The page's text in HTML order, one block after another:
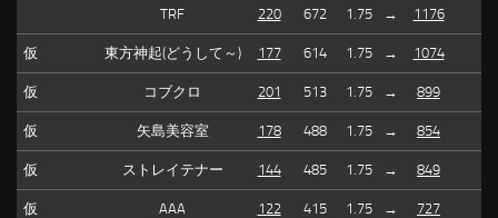
TRF 220 672 1.75 → 1176
仮 東方神起(どうして～) 177 614 1.75 → 1074
仮 コブクロ 201 513 1.75 → 899
仮 矢島美容室 178 488 1.75 → 854
仮 ストレイテナー 144 485 1.75 → 849
仮 AAA 122 415 1.75 → 727